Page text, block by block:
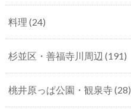
料理 (24)
杉並区・善福寺川周辺 (191)
桃井原っぱ公園・観泉寺(28)